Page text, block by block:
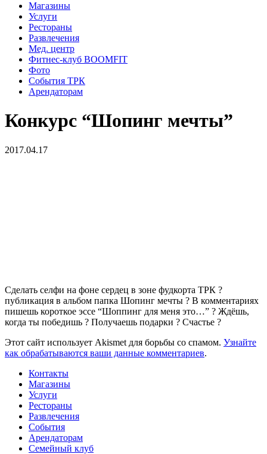
Магазины
Услуги
Рестораны
Развлечения
Мед. центр
Фитнес-клуб BOOMFIT
Фото
События ТРК
Арендаторам
Конкурс “Шопинг мечты”
2017.04.17
Сделать селфи на фоне сердец в зоне фудкорта ТРК ?
публикация в альбом папка Шопинг мечты ? В комментариях
пишешь короткое эссе “Шоппинг для меня это…” ? Ждёшь,
когда ты победишь ? Получаешь подарки ? Cчастье ?
Этот сайт использует Akismet для борьбы со спамом. Узнайте
как обрабатываются ваши данные комментариев.
Контакты
Магазины
Услуги
Рестораны
Развлечения
События
Арендаторам
Семейный клуб